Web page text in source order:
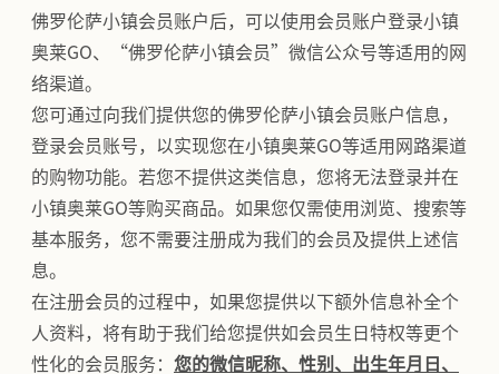
佛罗伦萨小镇会员账户后，可以使用会员账户登录小镇
奥莱GO、“佛罗伦萨小镇会员”微信公众号等适用的网
络渠道。
您可通过向我们提供您的佛罗伦萨小镇会员账户信息，
登录会员账号，以实现您在小镇奥莱GO等适用网路渠道
的购物功能。若您不提供这类信息，您将无法登录并在
小镇奥莱GO等购买商品。如果您仅需使用浏览、搜索等
基本服务，您不需要注册成为我们的会员及提供上述信
息。
在注册会员的过程中，如果您提供以下额外信息补全个
人资料，将有助于我们给您提供如会员生日特权等更个
性化的会员服务： 您的微信昵称、性别、出生年月日、